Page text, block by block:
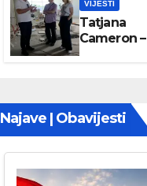
VIJESTI
Tatjana
Cameron
posjetila
Najave | Obavijesti